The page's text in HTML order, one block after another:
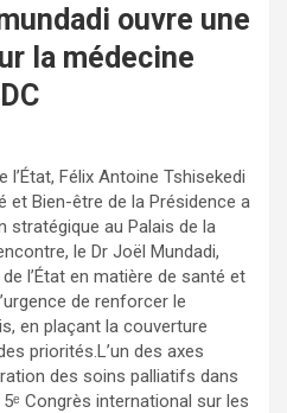
ouvre une
la médecine
l’État, Félix Antoine Tshisekedi
et Bien-être de la Présidence a
stratégique au Palais de la
le Dr Joël Mundadi,
l’État en matière de santé et
de renforcer le
en plaçant la couverture
priorités.L’un des axes
des soins palliatifs dans
Congrès international sur les